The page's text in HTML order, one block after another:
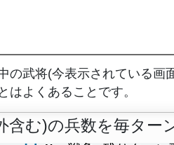
の武将(今表示されている画
はよくあることです。
含む)の兵数を毎ター